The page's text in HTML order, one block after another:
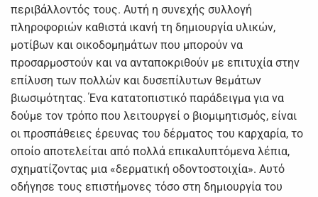
περιβάλλοντός τους. Αυτή η συνεχής συλλογή
πληροφοριών καθιστά ικανή τη δημιουργία υλικών,
μοτίβων και οικοδομημάτων που μπορούν να
προσαρμοστούν και να ανταποκριθούν με επιτυχία στην
επίλυση των πολλών και δυσεπίλυτων θεμάτων
βιωσιμότητας. Ένα κατατοπιστικό παράδειγμα για να
δούμε τον τρόπο που λειτουργεί ο βιομιμητισμός, είναι
οι προσπάθειες έρευνας του δέρματος του καρχαρία, το
οποίο αποτελείται από πολλά επικαλυπτόμενα λέπια,
σχηματίζοντας μια «δερματική οδοντοστοιχία». Αυτό
οδήγησε τους επιστήμονες τόσο στη δημιουργία του